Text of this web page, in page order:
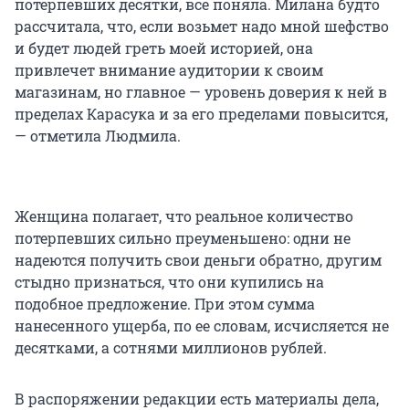
потерпевших десятки, всё поняла. Милана будто
рассчитала, что, если возьмет надо мной шефство
и будет людей греть моей историей, она
привлечет внимание аудитории к своим
магазинам, но главное — уровень доверия к ней в
пределах Карасука и за его пределами повысится,
— отметила Людмила.
Женщина полагает, что реальное количество
потерпевших сильно преуменьшено: одни не
надеются получить свои деньги обратно, другим
стыдно признаться, что они купились на
подобное предложение. При этом сумма
нанесенного ущерба, по ее словам, исчисляется не
десятками, а сотнями миллионов рублей.
В распоряжении редакции есть материалы дела,